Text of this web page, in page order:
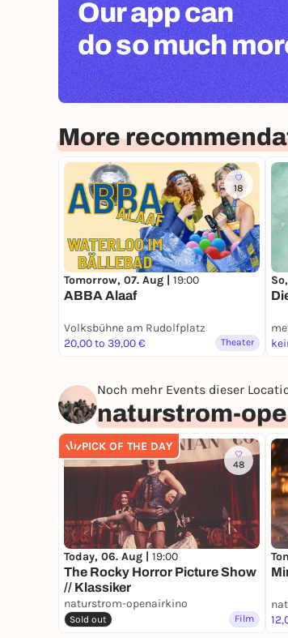
Our app can
do so much
More
18
Tomorrow, 07. Aug | 19:00
ABBA Alaaf
Volksbühne am Rudolfplatz
20,00 to 39,00 €
Theater
Noch mehr Events dieser
naturstrom-
PICK OF THE DAY
48
Today, 06. Aug | 19:00
The Rocky Horror Picture Show
// Klassiker
naturstrom-openairkino
Sold out Film